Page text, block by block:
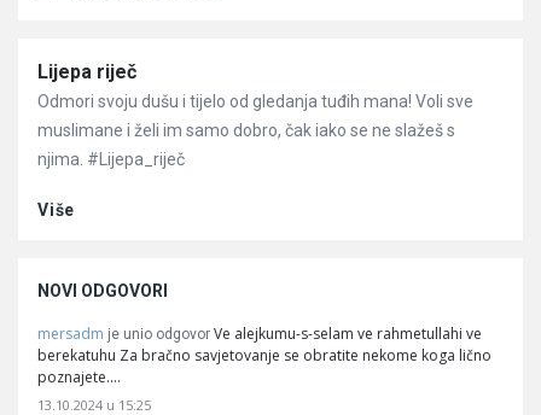
Članci
Lijepa riječ
Odmori svoju dušu i tijelo od gledanja tuđih mana! Voli sve
muslimane i želi im samo dobro, čak iako se ne slažeš s
njima. #Lijepa_riječ
Više
NOVI ODGOVORI
mersadm je unio odgovor Ve alejkumu-s-selam ve rahmetullahi ve
berekatuhu Za bračno savjetovanje se obratite nekome koga lično
poznajete.…
13.10.2024 u 15:25